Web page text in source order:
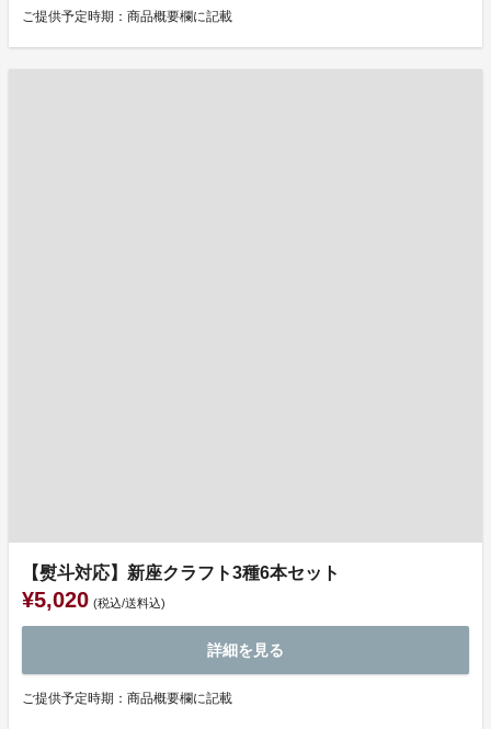
ご提供予定時期：商品概要欄に記載
【熨斗対応】新座クラフト3種6本セット
¥5,020 (税込/送料込)
詳細を見る
ご提供予定時期：商品概要欄に記載